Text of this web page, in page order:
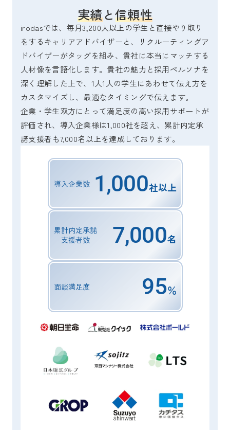
実績と信頼性
irodasでは、毎月3,200人以上の学生と直接やり取り
をするキャリアアドバイザーと、リクルーティングア
ドバイザーがタッグを組み、貴社に本当にマッチする
人材像を言語化します。貴社の魅力と採用ペルソナを
深く理解した上で、1人1人の学生にあわせて伝え方を
カスタマイズし、最適なタイミングで伝えます。
企業・学生双方にとって満足度の高い採用サポートが
評価され、導入企業様は1,000社を超え、累計内定承
諾支援者も7,000名以上を達成しております。
導入企業数 1,000社以上
累計内定承諾
支援者数
7,000名
面談満足度 95％